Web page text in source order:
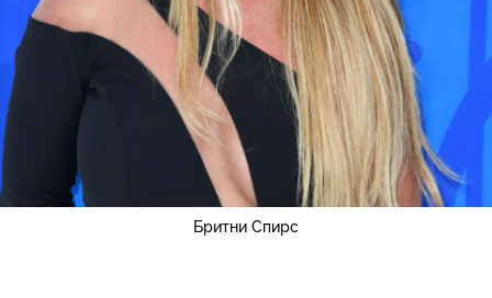
Бритни Спирс